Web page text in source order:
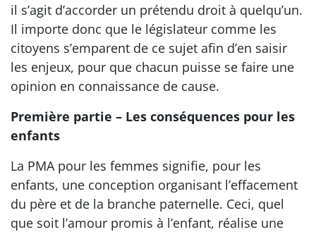
il s’agit d’accorder un prétendu droit à quelqu’un.
Il importe donc que le législateur comme les
citoyens s’emparent de ce sujet afin d’en saisir
les enjeux, pour que chacun puisse se faire une
opinion en connaissance de cause.
Première partie – Les conséquences pour les
enfants
La PMA pour les femmes signifie, pour les
enfants, une conception organisant l’effacement
du père et de la branche paternelle. Ceci, quel
que soit l’amour promis à l’enfant, réalise une